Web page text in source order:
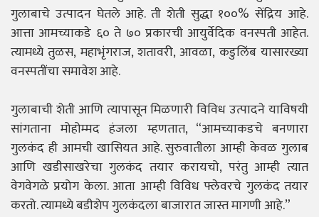
गुलाबाचे उत्पादन घेतले आहे. ती शेती सुद्धा १००% सेंद्रिय आहे.
आत्ता आमच्याकडे ६० ते ७० प्रकारची आयुर्वेदिक वनस्पती आहेत.
त्यामध्ये तुळस, महाभृंगराज, शतावरी, आवळा, कडुलिंब यासारख्या
वनस्पतींचा समावेश आहे.
गुलाबाची शेती आणि त्यापासून मिळणारी विविध उत्पादने याविषयी
सांगताना मोहोम्मद हंजला म्हणतात, “आमच्याकडचे बनणारा
गुलकंद ही आमची खासियत आहे. सुरुवातीला आम्ही केवळ गुलाब
आणि खडीसाखरेचा गुलकंद तयार करायचो, परंतु आम्ही त्यात
वेगवेगळे प्रयोग केला. आता आम्ही विविध फ्लेवरचे गुलकंद तयार
करतो. त्यामध्ये बडीशेप गुलकंदला बाजारात जास्त मागणी आहे.”